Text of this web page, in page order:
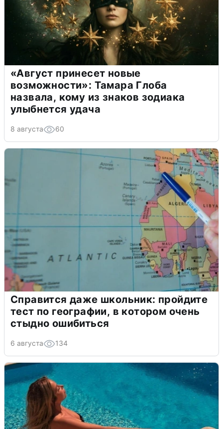
«Август принесет новые
возможности»: Тамара Глоба
назвала, кому из знаков зодиака
улыбнется удача
8 августа 60
Справится даже школьник: пройдите
тест по географии, в котором очень
стыдно ошибиться
6 августа 134